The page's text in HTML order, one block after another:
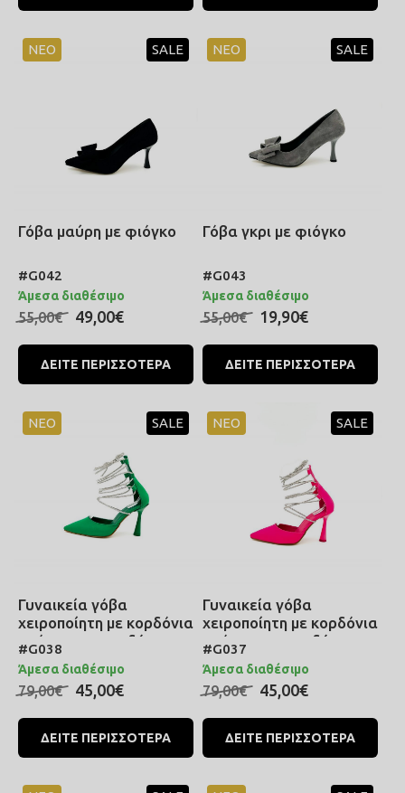
ΝΕΟ SALE
Γόβα μαύρη με φιόγκο
#G042
Άμεσα διαθέσιμο
55,00€ 49,00€
ΔΕΙΤΕ ΠΕΡΙΣΣΟΤΕΡΑ
ΝΕΟ SALE
Γόβα γκρι με φιόγκο
#G043
Άμεσα διαθέσιμο
55,00€ 19,90€
ΔΕΙΤΕ ΠΕΡΙΣΣΟΤΕΡΑ
ΝΕΟ SALE
Γυναικεία γόβα
χειροποίητη με κορδόνια
από στρας που δένουν
στο πόδι σε χρώμα
πράσινο
#G038
Άμεσα διαθέσιμο
79,00€ 45,00€
ΔΕΙΤΕ ΠΕΡΙΣΣΟΤΕΡΑ
ΝΕΟ SALE
Γυναικεία γόβα
χειροποίητη με κορδόνια
από στρας που δένουν
στο πόδι σε χρώμα
φούξια
#G037
Άμεσα διαθέσιμο
79,00€ 45,00€
ΔΕΙΤΕ ΠΕΡΙΣΣΟΤΕΡΑ